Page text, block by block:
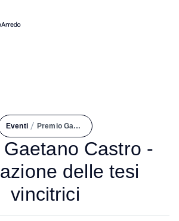
Eventi / Premio Gaetano Castro - Premiazione Delle Tesi Vincitrici
Castro -
delle tesi
vincitrici